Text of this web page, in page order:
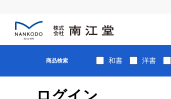
商品検索 和書 洋書
ログイン